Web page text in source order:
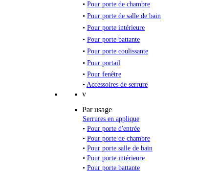
• Pour porte de chambre
• Pour porte de salle de bain
• Pour porte intérieure
• Pour porte battante
• Pour porte coulissante
• Pour portail
• Pour fenêtre
• Accessoires de serrure
v
Par usage
Serrures en applique
• Pour porte d'entrée
• Pour porte de chambre
• Pour porte salle de bain
• Pour porte intérieure
• Pour porte battante